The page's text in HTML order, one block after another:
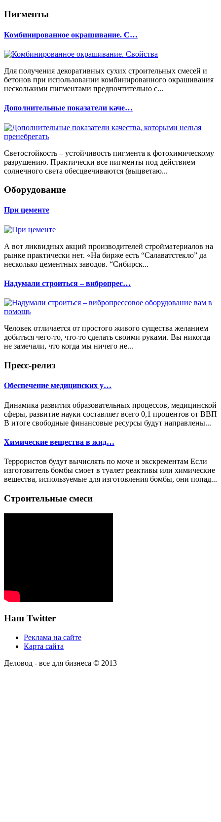
Пигменты
Комбинированное окрашивание. С…
Для получения декоративных сухих строительных смесей и
бетонов при использовании комбинированного окрашивания
несколькими пигментами предпочтительно с...
Дополнительные показатели каче…
Светостойкость – устойчивость пигмента к фотохимическому
разрушению. Практически все пигменты под действием
солнечного света обесцвечиваются (выцветаю...
Оборудование
При цементе
А вот ликвидных акций производителей стройматериалов на
рынке практически нет. «На бирже есть “Салаватстекло” да
несколько цементных заводов. “Сибирск...
Надумали строиться – вибропрес…
Человек отличается от простого живого существа желанием
добиться чего-то, что-то сделать своими руками. Вы никогда
не замечали, что когда мы ничего не...
Пресс-релиз
Обеспечение медицинских у…
Динамика развития образовательных процессов, медицинской
сферы, развитие науки составляет всего 0,1 процентов от ВВП
В итоге свободные финансовые ресурсы будут направлены...
Химические вещества в жид…
Террористов будут вычислять по моче и экскрементам Если
изготовитель бомбы смоет в туалет реактивы или химические
вещества, используемые для изготовления бомбы, они попад...
Строительные смеси
Наш Twitter
Реклама на сайте
Карта сайта
Деловод - все для бизнеса © 2013